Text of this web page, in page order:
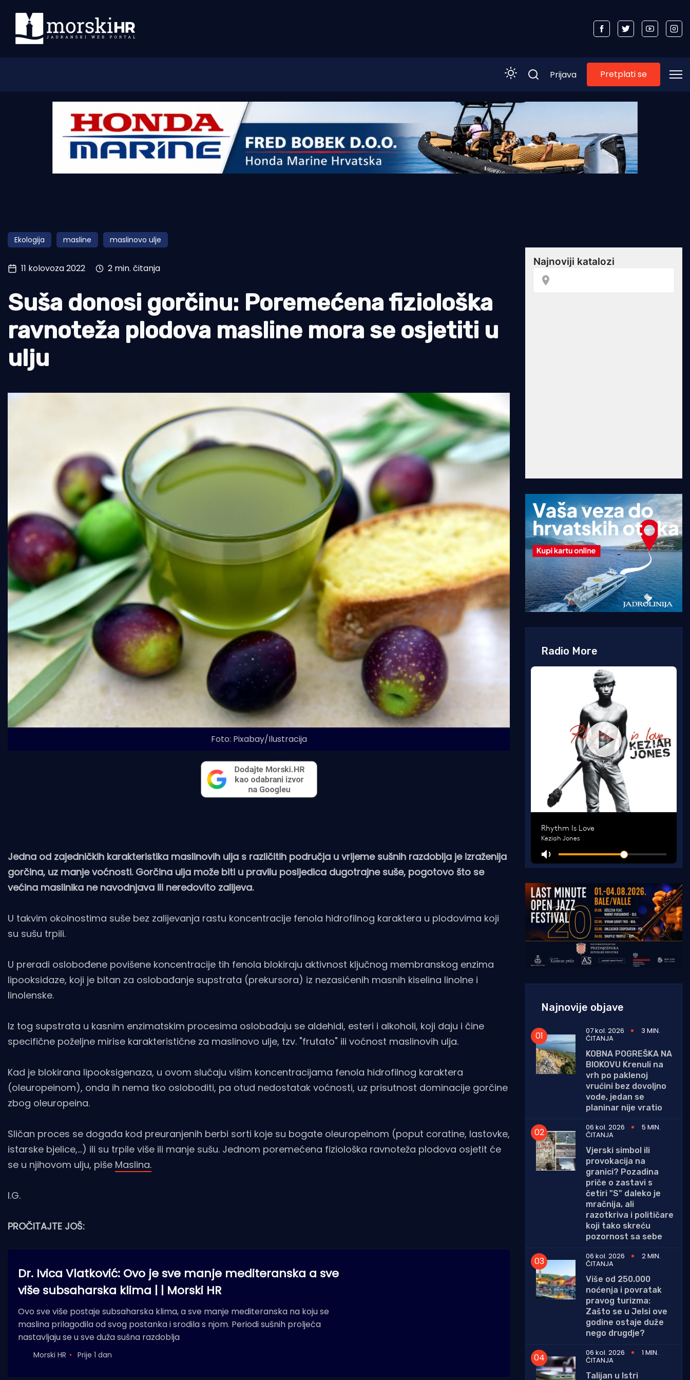
Morski plus
Pomorstvo
Ribolov
Tradicija i kultura
Prijava Pretplati se
Ekologija masline maslinovo ulje
11 kolovoza 2022 2 min. čitanja
Suša donosi gorčinu: Poremećena fiziološka
ravnoteža plodova masline mora se osjetiti u
ulju
Foto: Pixabay/Ilustracija
Jedna od zajedničkih karakteristika maslinovih ulja s različitih područja u vrijeme sušnih razdoblja je izraženija
gorčina, uz manje voćnosti. Gorčina ulja može biti u pravilu posljedica dugotrajne suše, pogotovo što se
većina maslinika ne navodnjava ili neredovito zalijeva.
U takvim okolnostima suše bez zalijevanja rastu koncentracije fenola hidrofilnog karaktera u plodovima koji
su sušu trpili.
U preradi oslobođene povišene koncentracije tih fenola blokiraju aktivnost ključnog membranskog enzima
lipooksidaze, koji je bitan za oslobađanje supstrata (prekursora) iz nezasićenih masnih kiselina linolne i
linolenske.
Iz tog supstrata u kasnim enzimatskim procesima oslobađaju se aldehidi, esteri i alkoholi, koji daju i čine
specifične poželjne mirise karakteristične za maslinovo ulje, tzv. "frutato" ili voćnost maslinovih ulja.
Kad je blokirana lipooksigenaza, u ovom slučaju višim koncentracijama fenola hidrofilnog karaktera
(oleuropeinom), onda ih nema tko osloboditi, pa otud nedostatak voćnosti, uz prisutnost dominacije gorčine
zbog oleuropeina.
Sličan proces se događa kod preuranjenih berbi sorti koje su bogate oleuropeinom (poput coratine, lastovke,
istarske bjelice,...) ili su trpile više ili manje sušu. Jednom poremećena fiziološka ravnoteža plodova osjetit će
se u njihovom ulju, piše Maslina.
I.G.
PROČITAJTE JOŠ:
Dr. Ivica Vlatković: Ovo je sve manje mediteranska a sve
više subsaharska klima | | Morski HR
Ovo sve više postaje subsaharska klima, a sve manje mediteranska na koju se
maslina prilagodila od svog postanka i srodila s njom. Periodi sušnih proljeća
nastavljaju se u sve duža sušna razdoblja
Morski HR Prije 1 dan
Radio More
Najnovije objave
07 kol. 2026 3 MIN.
ČITANJA
KOBNA POGREŠKA NA
BIOKOVU Krenuli na
vrh po paklenoj
vrućini bez dovoljno
vode, jedan se
planinar nije vratio
06 kol. 2026
5 MIN.
ČITANJA
Vjerski simbol ili
provokacija na
granici? Pozadina
priče o zastavi s
četiri "S" daleko je
mračnija, ali
razotkriva i političare
koji tako skreću
pozornost sa sebe
06 kol. 2026
2 MIN.
ČITANJA
Više od 250.000
noćenja i povratak
pravog turizma:
Zašto se u Jelsi ove
godine ostaje duže
nego drugdje?
06 kol. 2026
1 MIN.
ČITANJA
Talijan u Istri